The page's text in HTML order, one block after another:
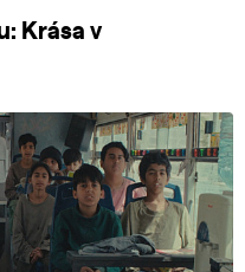
Krása v